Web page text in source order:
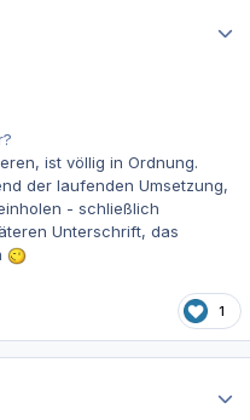
ist völlig in Ordnung.
der laufenden Umsetzung,
- schließlich
Unterschrift, das
1